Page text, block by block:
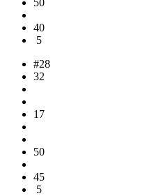
40
5
#28
32
17
50
45
5